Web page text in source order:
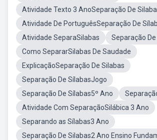
Atividade Texto 3 AnoSeparação De
Atividade De PortuguêsSeparação De
Atividade SeparaSilabas
Separação
Como SepararSilabas De Saudade
ExplicaçãoSeparação De Silabas
Separação De SílabasJogo
Separação De Sílabas5º Ano
Atividade Com SeparaçãoSilábica 3 Ano
Separando as Sílabas3 Ano
Separação De Silabas2 Ano Ensino